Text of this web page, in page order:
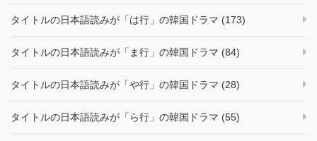
タイトルの日本語読みが「は行」の韓国ドラマ (173)
タイトルの日本語読みが「ま行」の韓国ドラマ (84)
タイトルの日本語読みが「や行」の韓国ドラマ (28)
タイトルの日本語読みが「ら行」の韓国ドラマ (55)